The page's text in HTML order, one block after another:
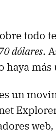
todo
dólares.
haya
un